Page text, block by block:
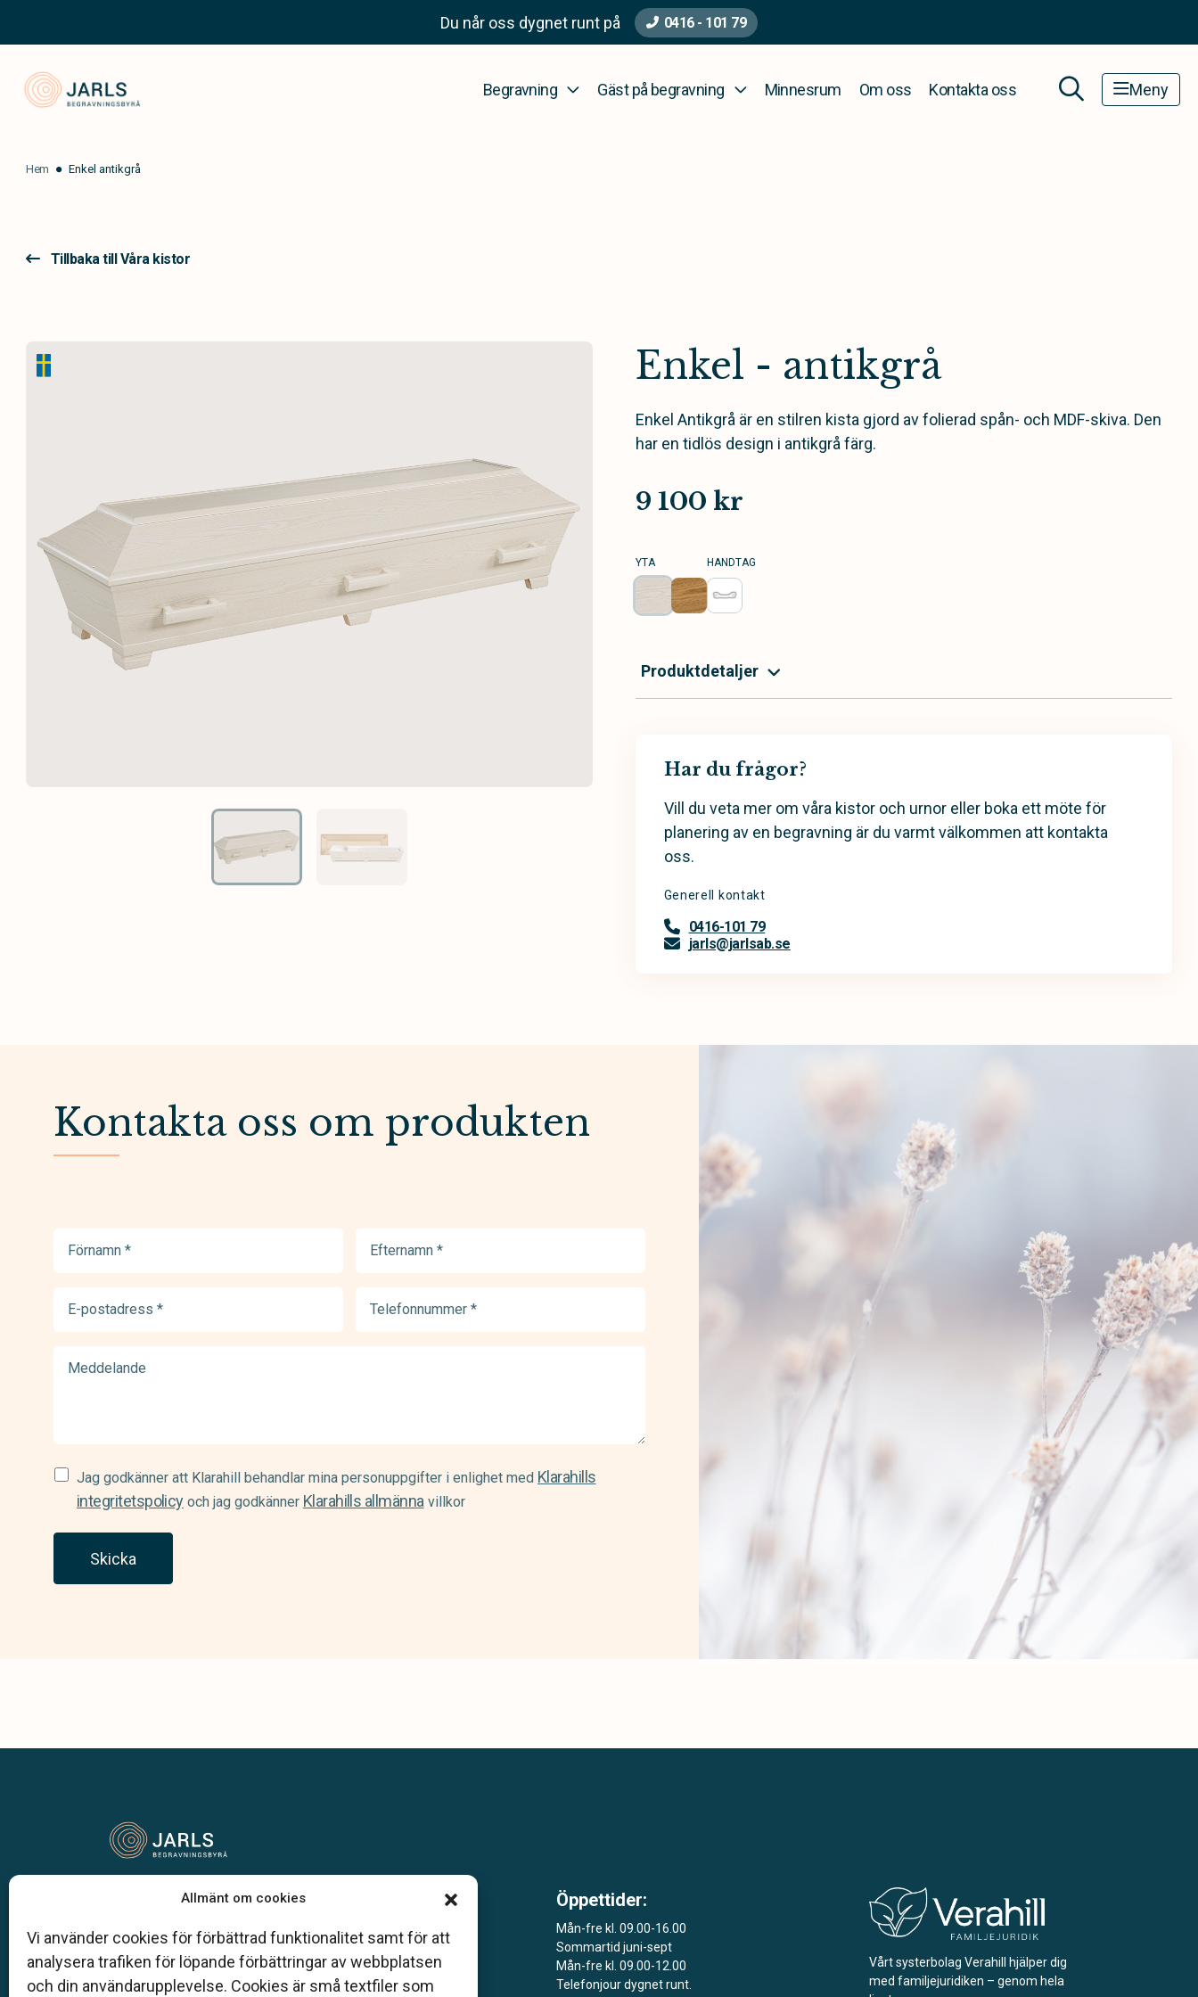
Allmänt om cookies
Vi använder cookies för förbättrad funktionalitet samt för att
analysera trafiken för löpande förbättringar av webbplatsen
och din användarupplevelse. Cookies är små textfiler som
Du når oss dygnet runt på 0416 - 101 79
Begravning Gäst på begravning Minnesrum Om oss Kontakta oss Meny
Hem Enkel antikgrå
Tillbaka till Våra kistor
Enkel - antikgrå
Enkel Antikgrå är en stilren kista gjord av folierad spån- och MDF-skiva. Den
har en tidlös design i antikgrå färg.
9 100 kr
YTA HANDTAG
Produktdetaljer
Har du frågor?
Vill du veta mer om våra kistor och urnor eller boka ett möte för
planering av en begravning är du varmt välkommen att kontakta
oss.
Generell kontakt
0416-101 79
jarls@jarlsab.se
Kontakta oss om produkten
postadress
Samtycke
(Required)
Jag godkänner att Klarahill behandlar mina personuppgifter i enlighet med Klarahills
integritetspolicyoch jag godkänner Klarahills allmännavillkor
Skicka
Vår begravningsbyrå är en del av Klarahill.
auktoriserade inom Sveriges begravningsbyråers
förbund (SBF). Det personliga är centralt för oss, både
när det gäller bemötande och när vi utformar
skräddarsydda personliga begravningar.
Öppettider:
Mån-fre kl. 09.00-16.00
Sommartid juni-sept
Mån-fre kl. 09.00-12.00
Telefonjour dygnet runt.
Vårt systerbolag Verahill hjälper dig
med familjejuridiken – genom hela